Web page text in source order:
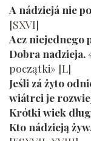
A nádziejá nie
[SXVI]
Acz niejednego
Dobra nadzieja.
początki» [L]
Jeśli zá żyto
wiátrci je
Krótki wiek
Kto nádzieją